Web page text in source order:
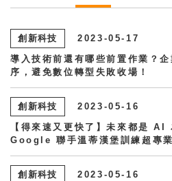
創新科技
2023-05-17
導入技術前還有哪些前置作業？
序，避免數位轉型失敗收場！
創新科技
2023-05-16
【得來速又更快了】未來都是 AI
Google 聯手溫蒂漢堡訓練超專
創新科技
2023-05-16